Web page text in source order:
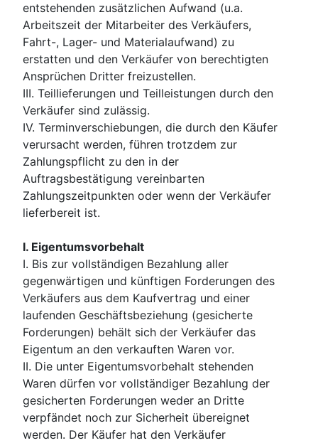
entstehenden zusätzlichen Aufwand (u.a.
Arbeitszeit der Mitarbeiter des Verkäufers,
Fahrt-, Lager- und Materialaufwand) zu
erstatten und den Verkäufer von berechtigten
Ansprüchen Dritter freizustellen.
III. Teillieferungen und Teilleistungen durch den
Verkäufer sind zulässig.
IV. Terminverschiebungen, die durch den Käufer
verursacht werden, führen trotzdem zur
Zahlungspflicht zu den in der
Auftragsbestätigung vereinbarten
Zahlungszeitpunkten oder wenn der Verkäufer
lieferbereit ist.
I. Eigentumsvorbehalt
I. Bis zur vollständigen Bezahlung aller
gegenwärtigen und künftigen Forderungen des
Verkäufers aus dem Kaufvertrag und einer
laufenden Geschäftsbeziehung (gesicherte
Forderungen) behält sich der Verkäufer das
Eigentum an den verkauften Waren vor.
II. Die unter Eigentumsvorbehalt stehenden
Waren dürfen vor vollständiger Bezahlung der
gesicherten Forderungen weder an Dritte
verpfändet noch zur Sicherheit übereignet
werden. Der Käufer hat den Verkäufer